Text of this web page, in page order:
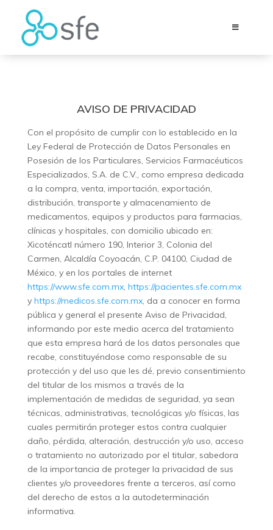
AVISO DE PRIVACIDAD
Con el propósito de cumplir con lo establecido en la
Ley Federal de Protección de Datos Personales en
Posesión de los Particulares, Servicios Farmacéuticos
Especializados, S.A. de C.V., como empresa dedicada
a la compra, venta, importación, exportación,
distribución, transporte y almacenamiento de
medicamentos, equipos y productos para farmacias,
clínicas y hospitales, con domicilio ubicado en:
Xicoténcatl número 190, Interior 3, Colonia del
Carmen, Alcaldía Coyoacán, C.P. 04100, Ciudad de
México, y en los portales de internet
https://www.sfe.com.mx, https://pacientes.sfe.com.mx
y https://medicos.sfe.com.mx, da a conocer en forma
pública y general el presente Aviso de Privacidad,
informando por este medio acerca del tratamiento
que esta empresa hará de los datos personales que
recabe, constituyéndose como responsable de su
protección y del uso que les dé, previo consentimiento
del titular de los mismos a través de la
implementación de medidas de seguridad, ya sean
técnicas, administrativas, tecnológicas y/o físicas, las
cuales permitirán proteger estos contra cualquier
daño, pérdida, alteración, destrucción y/o uso, acceso
o tratamiento no autorizado por el titular, sabedora
de la importancia de proteger la privacidad de sus
clientes y/o proveedores frente a terceros, así como
del derecho de estos a la autodeterminación
informativa.